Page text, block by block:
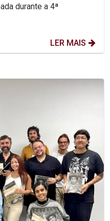
durante a 4ª
LER MAIS